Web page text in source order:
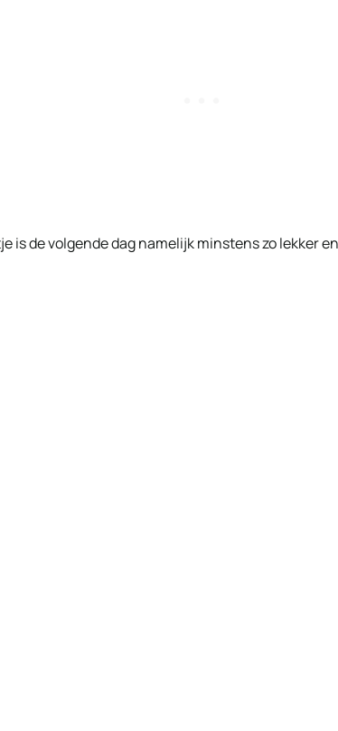
is de volgende dag namelijk minstens zo lekker